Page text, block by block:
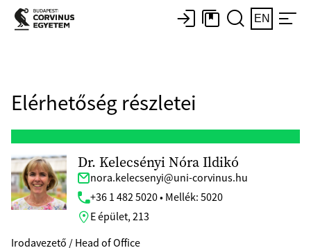
EN
Elérhetőség részletei
Dr. Kelecsényi Nóra Ildikó
nora.kelecsenyi@uni-corvinus.hu
+36 1 482 5020 • Mellék: 5020
E épület, 213
Irodavezető / Head of Office